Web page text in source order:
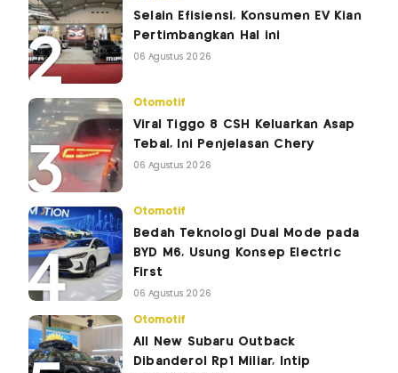
Selain Efisiensi, Konsumen EV Kian
Pertimbangkan Hal ini
06 Agustus 2026
Otomotif
Viral Tiggo 8 CSH Keluarkan Asap
Tebal, Ini Penjelasan Chery
06 Agustus 2026
Otomotif
Bedah Teknologi Dual Mode pada
BYD M6, Usung Konsep Electric
First
06 Agustus 2026
Otomotif
All New Subaru Outback
Dibanderol Rp1 Miliar, Intip